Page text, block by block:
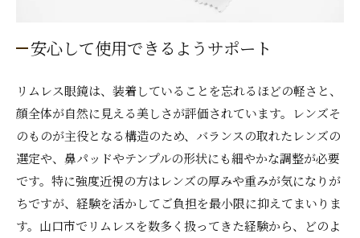
安心して使用できるようサポート
リムレス眼鏡は、装着していることを忘れるほどの軽さと、
顔全体が自然に見える美しさが評価されています。レンズそ
のものが主役となる構造のため、バランスの取れたレンズの
選定や、鼻パッドやテンプルの形状にも細やかな調整が必要
です。特に強度近視の方はレンズの厚みや重みが気になりが
ちですが、経験を活かしてご負担を最小限に抑えてまいりま
す。山口市でリムレスを数多く扱ってきた経験から、どのよ